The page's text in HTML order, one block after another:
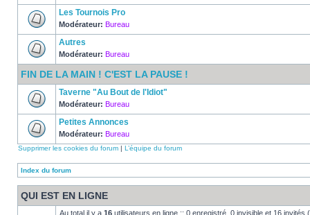
Les Tournois Pro
Modérateur: Bureau
Autres
Modérateur: Bureau
FIN DE LA MAIN ! C'EST LA PAUSE !
Taverne "Au Bout de l'Idiot"
Modérateur: Bureau
Petites Annonces
Modérateur: Bureau
Supprimer les cookies du forum | L’équipe du forum
Index du forum
QUI EST EN LIGNE
Au total il y a 16 utilisateurs en ligne :: 0 enregistré, 0 invisible et 16